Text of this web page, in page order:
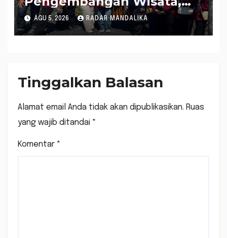
Mahasiswa KKN PMD
Universitas Mataram
Bangun Spot Foto di
AGU 5, 2026 RADAR MANDALIKA
Tinggalkan Balasan
Alamat email Anda tidak akan dipublikasikan. Ruas
yang wajib ditandai *
Komentar *